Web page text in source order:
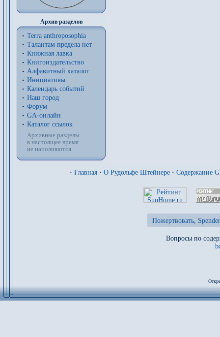
Архив разделов
Terra anthroposophia
Талантам предела нет
Книжная лавка
Книгоиздательство
Алфавитный каталог
Инициативы
Календарь событий
Наш город
Форум
GA-онлайн
Каталог ссылок
Архивные разделы
в настоящее время
не наполняются
· Главная · О Рудольфе Штейнере · Содержание
Пожертвовать,
Вопросы по